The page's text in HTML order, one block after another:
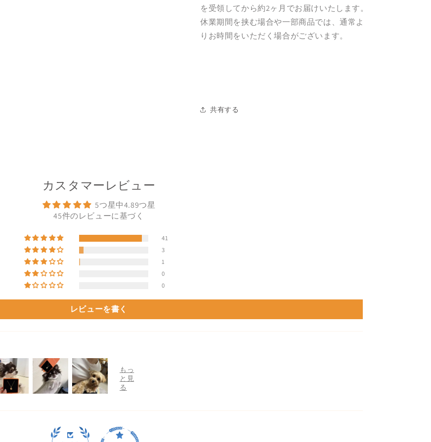
を受領してから約2ヶ月でお届けいたします。
休業期間を挟む場合や一部商品では、通常よ
りお時間をいただく場合がございます。
共有する
カスタマーレビュー
5つ星中4.89つ星
45件のレビューに基づく
41
3
1
0
0
レビューを書く